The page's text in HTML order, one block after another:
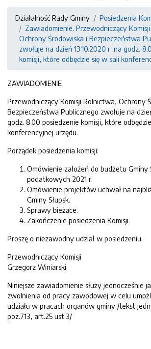
Działalność Rady Gminy Posiedzenia
Zawiadomienie. Przewodniczący
Ochrony Środowiska i Bezpieczeństwa
zwołuje na dzień 13.10.2020 r. na godz.
komisji, które odbędzie się w sali
ZAWIADOMIENIE
Przewodniczący Komisji Rolnictwa, Ochrony
Bezpieczeństwa Publicznego zwołuje na
godz. 8.00 posiedzenie komisji, które
konferencyjnej urzędu.
Porządek posiedzenia komisji:
Omówienie założeń do budżetu Gminy
podatkowych 2021 r.
Omówienie projektów uchwał na
Gminy Słupsk.
Sprawy bieżące.
Zakończenie posiedzenia Komisji.
Proszę o niezawodny udział w posiedzeniu.
Przewodniczący Komisji
Grzegorz Winiarski
Niniejsze zawiadomienie służy jednocześnie
zwolnienia od pracy zawodowej w celu
udziału w pracach organów gminy /tekst
poz.713, art.25 ust.3/